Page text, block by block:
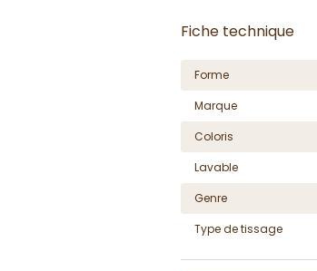
Fiche technique
Forme
Marque
Coloris
Lavable
Genre
Type de tissage